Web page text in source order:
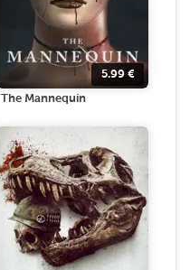
5.99 €
The Mannequin